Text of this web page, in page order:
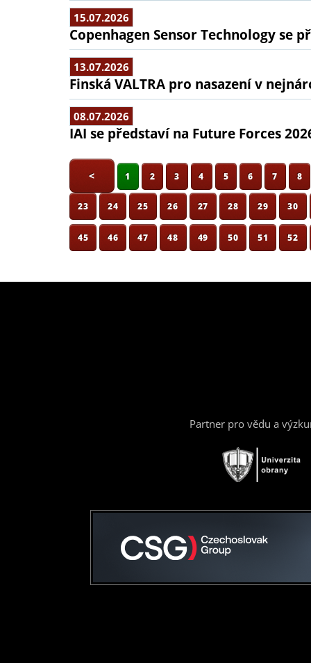
15.07.2026
Copenhagen Sensor Technology se
13.07.2026
Finská VALTRA pro nasazení v
08.07.2026
IAI se představí na Future Forces
< 1 2 3 4 5 6 7 8
23 24 25 26 27 28 29 30
45 46 47 48 49 50 51 52
Partner pro vědu a